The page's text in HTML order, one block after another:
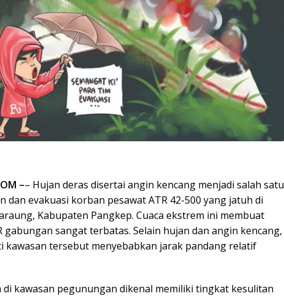
–– Hujan deras disertai angin kencang menjadi salah satu
evakuasi korban pesawat ATR 42-500 yang jatuh di
Kabupaten Pangkep. Cuaca ekstrem ini membuat
gabungan sangat terbatas. Selain hujan dan angin kencang,
kawasan tersebut menyebabkan jarak pandang relatif
di kawasan pegunungan dikenal memiliki tingkat kesulitan